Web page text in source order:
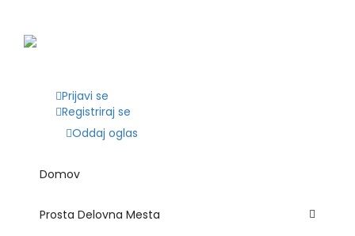
Prijavi se
Registriraj se
Oddaj oglas
Domov
Prosta Delovna Mesta